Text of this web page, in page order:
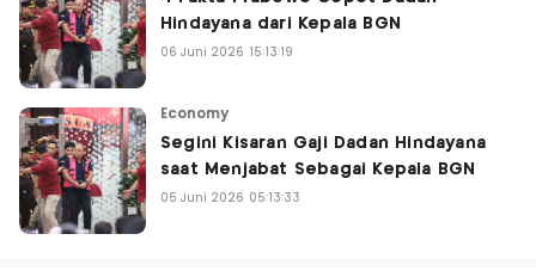
Hindayana dari Kepala BGN
06 Juni 2026 15:13:19
Economy
Segini Kisaran Gaji Dadan Hindayana
saat Menjabat Sebagai Kepala BGN
05 Juni 2026 05:13:33